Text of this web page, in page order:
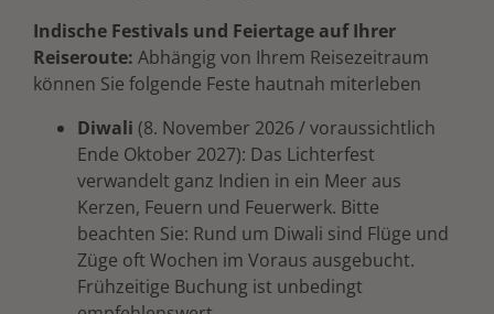
Indische Festivals und Feiertage auf Ihrer
Reiseroute: Abhängig von Ihrem Reisezeitraum
können Sie folgende Feste hautnah miterleben
Diwali (8. November 2026 / voraussichtlich
Ende Oktober 2027): Das Lichterfest
verwandelt ganz Indien in ein Meer aus
Kerzen, Feuern und Feuerwerk. Bitte
beachten Sie: Rund um Diwali sind Flüge und
Züge oft Wochen im Voraus ausgebucht.
Frühzeitige Buchung ist unbedingt